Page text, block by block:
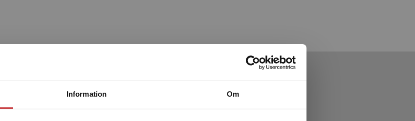
Information Om
Begränsad fraktregion
Produkter